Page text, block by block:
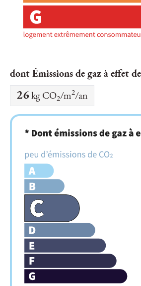
dont Émissions de gaz à effet
26 kg CO2/m2/an